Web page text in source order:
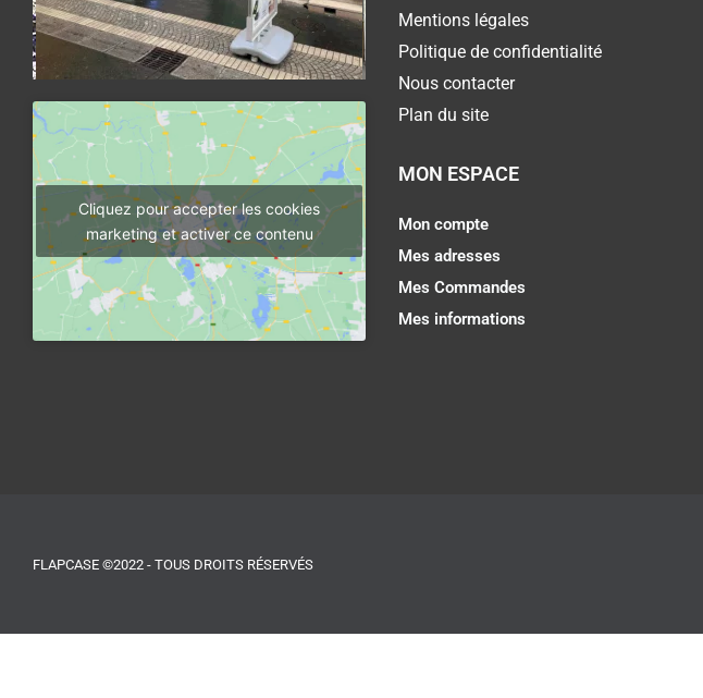
Cliquez pour accepter les cookies
marketing et activer ce contenu
Mentions légales
Politique de confidentialité
Nous contacter
Plan du site
MON ESPACE
Mon compte
Mes adresses
Mes Commandes
Mes informations
FLAPCASE ©2022 - TOUS DROITS RÉSERVÉS